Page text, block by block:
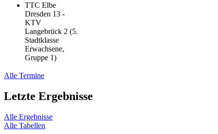
TTC Elbe
Dresden 13 -
KTV
Langebrück 2 (5.
Stadtklasse
Erwachsene,
Gruppe 1)
Alle Termine
Letzte Ergebnisse
Alle Ergebnisse
Alle Tabellen